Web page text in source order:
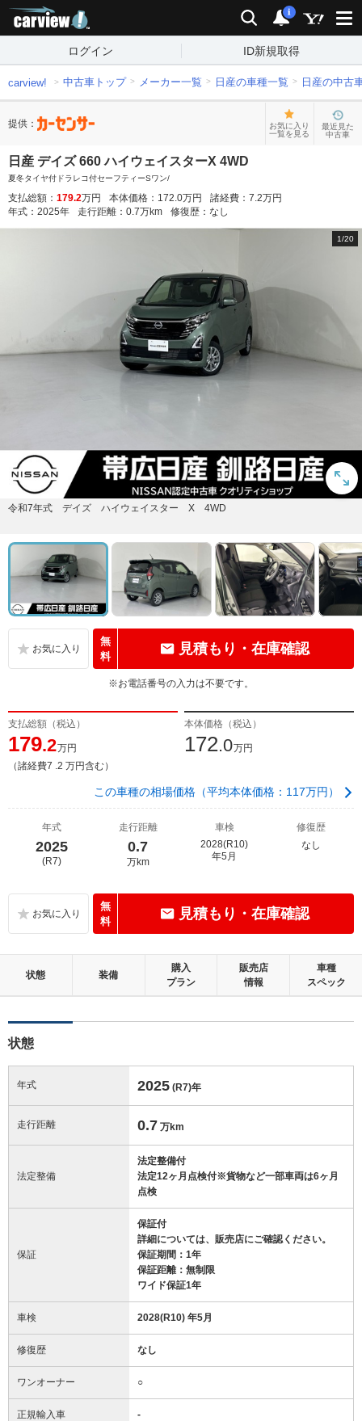
検索 通知
i
ログイン ID新規取得
carview! 中古車トップ メーカー一覧 日産の車種一覧 日産の中古
提供：
お気に入り
一覧を見る
最近見た
中古車
日産 デイズ 660 ハイウェイスターX 4WD
夏冬タイヤ付ドラレコ付セーフティーSワン/
支払総額： 179.2万円 本体価格： 172.0万円 諸経費： 7.2万円
年式： 2025年 走行距離： 0.7万km 修復歴： なし
1/20
令和7年式 デイズ ハイウェイスター X 4WD
無
料
見積もり・在庫確認
※お電話番号の入力は不要です。
支払総額（税込）
179.2万円
（諸経費7 .2 万円含む）
本体価格（税込）
172.0万円
この車種の相場価格（平均本体価格：117万円）
年式
2025
(R7)
走行距離
0.7
万km
車検
2028(R10)
年5月
修復歴
なし
無
料
見積もり・在庫確認
状態 装備
購入
プラン
販売店
情報
車種
スペック
状態
年式 2025 (R7)年
走行距離 0.7 万km
法定整備
法定整備付
法定12ヶ月点検付※貨物など一部車両は6ヶ月
点検
保証
保証付
詳細については、販売店にご確認ください。
保証期間：1年
保証距離：無制限
ワイド保証1年
車検 2028(R10) 年5月
修復歴 なし
ワンオーナー ○
正規輸入車 -